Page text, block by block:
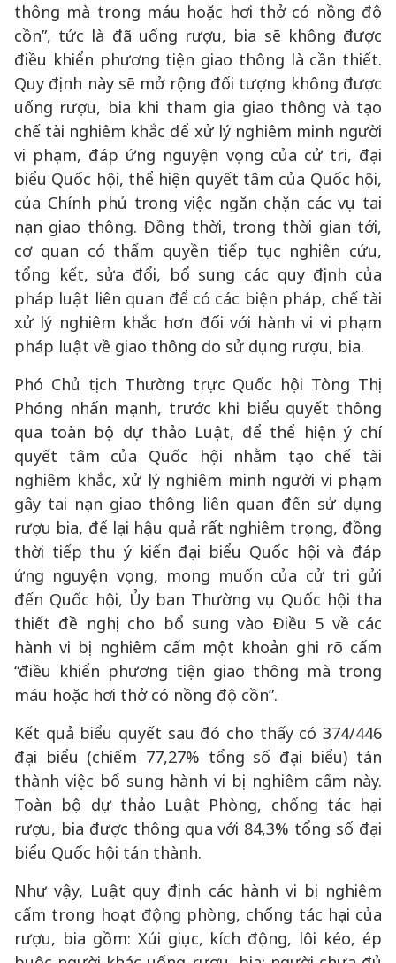
thông mà trong máu hoặc hơi thở có nồng độ
cồn”, tức là đã uống rượu, bia sẽ không được
điều khiển phương tiện giao thông là cần thiết.
Quy định này sẽ mở rộng đối tượng không được
uống rượu, bia khi tham gia giao thông và tạo
chế tài nghiêm khắc để xử lý nghiêm minh người
vi phạm, đáp ứng nguyện vọng của cử tri, đại
biểu Quốc hội, thể hiện quyết tâm của Quốc hội,
của Chính phủ trong việc ngăn chặn các vụ tai
nạn giao thông. Đồng thời, trong thời gian tới,
cơ quan có thẩm quyền tiếp tục nghiên cứu,
tổng kết, sửa đổi, bổ sung các quy định của
pháp luật liên quan để có các biện pháp, chế tài
xử lý nghiêm khắc hơn đối với hành vi vi phạm
pháp luật về giao thông do sử dụng rượu, bia.
Phó Chủ tịch Thường trực Quốc hội Tòng Thị
Phóng nhấn mạnh, trước khi biểu quyết thông
qua toàn bộ dự thảo Luật, để thể hiện ý chí
quyết tâm của Quốc hội nhằm tạo chế tài
nghiêm khắc, xử lý nghiêm minh người vi phạm
gây tai nạn giao thông liên quan đến sử dụng
rượu bia, để lại hậu quả rất nghiêm trọng, đồng
thời tiếp thu ý kiến đại biểu Quốc hội và đáp
ứng nguyện vọng, mong muốn của cử tri gửi
đến Quốc hội, Ủy ban Thường vụ Quốc hội tha
thiết đề nghị cho bổ sung vào Điều 5 về các
hành vi bị nghiêm cấm một khoản ghi rõ cấm
“điều khiển phương tiện giao thông mà trong
máu hoặc hơi thở có nồng độ cồn”.
Kết quả biểu quyết sau đó cho thấy có 374/446
đại biểu (chiếm 77,27% tổng số đại biểu) tán
thành việc bổ sung hành vi bị nghiêm cấm này.
Toàn bộ dự thảo Luật Phòng, chống tác hại
rượu, bia được thông qua với 84,3% tổng số đại
biểu Quốc hội tán thành.
Như vậy, Luật quy định các hành vi bị nghiêm
cấm trong hoạt động phòng, chống tác hại của
rượu, bia gồm: Xúi giục, kích động, lôi kéo, ép